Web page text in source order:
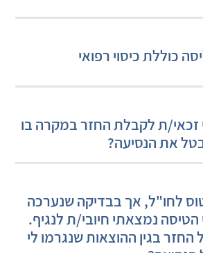
כוללת כיסוי רפואי
זכאי/ת לקבלת החזר במקרה בו
את הנסיעה?
לחו"ל, אך בבדיקה שנערכה
הטיסה נמצאתי חיובי/ת לנגיף.
בגין ההוצאות שנגרמו לי